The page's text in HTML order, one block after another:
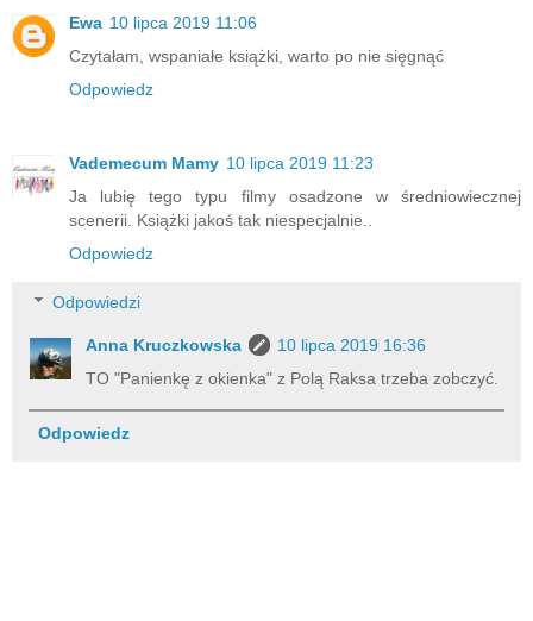
Ewa 10 lipca 2019 11:06
Czytałam, wspaniałe książki, warto po nie sięgnąć
Odpowiedz
Vademecum Mamy 10 lipca 2019 11:23
Ja lubię tego typu filmy osadzone w średniowiecznej
scenerii. Książki jakoś tak niespecjalnie..
Odpowiedz
Odpowiedzi
Anna Kruczkowska
10 lipca 2019 16:36
TO "Panienkę z okienka" z Polą Raksa trzeba zobczyć.
Odpowiedz